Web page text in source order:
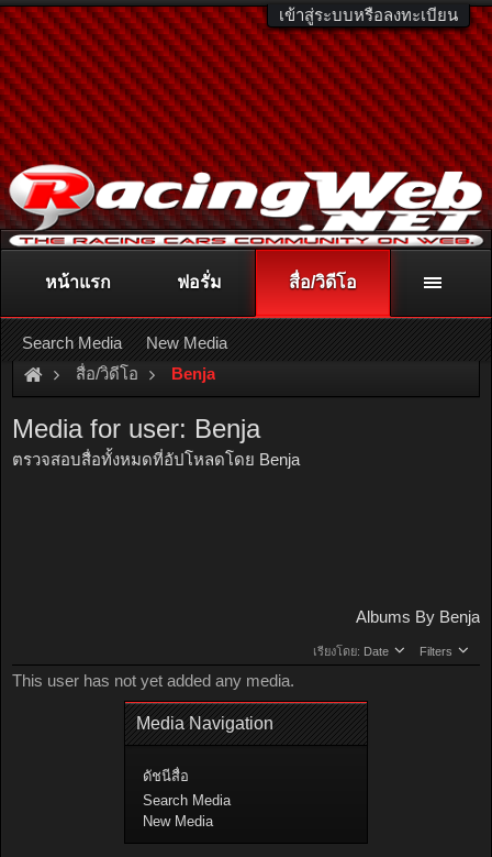
เข้าสู่ระบบหรือลงทะเบียน
ติดต่อลงโฆษณา racingweb@gmail.comหรือโทร. 081-811-1138
หรืออ่านรายละเอียดเพิ่มเติม คลิกที่นี่
สื่อ/วิดีโอ Benja
Media for user: Benja
ตรวจสอบสื่อทั้งหมดที่อัปโหลดโดย Benja
Albums By Benja
เรียงโดย: Date Filters
This user has not yet added any media.
Media Navigation
ดัชนีสื่อ
Search Media
New Media
หน้าแรก ฟอรั่ม สื่อ/วิดีโอ
Search Media New Media